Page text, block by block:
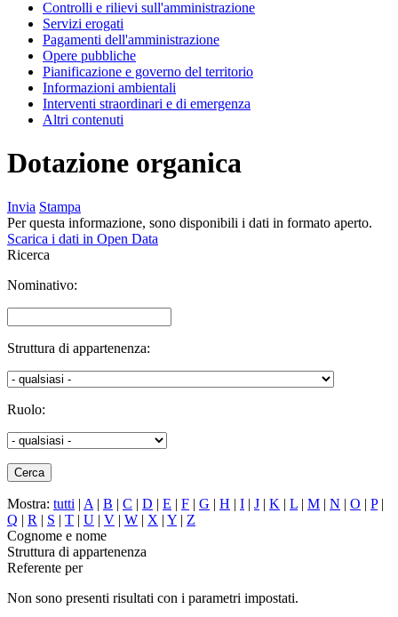
Controlli e rilievi sull'amministrazione
Servizi erogati
Pagamenti dell'amministrazione
Opere pubbliche
Pianificazione e governo del territorio
Informazioni ambientali
Interventi straordinari e di emergenza
Altri contenuti
Dotazione organica
Invia Stampa
Per questa informazione, sono disponibili i dati in formato aperto.
Scarica i dati in Open Data
Ricerca
Nominativo:
Struttura di appartenenza:
Ruolo:
Mostra: tutti | A | B | C | D | E | F | G | H | I | J | K | L | M | N | O | P|
Q | R | S | T | U | V | W | X | Y | Z
Cognome e nome
Struttura di appartenenza
Referente per
Non sono presenti risultati con i parametri impostati.